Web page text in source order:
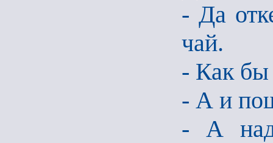
- Да
чай.
- Как бы
- А и
- А